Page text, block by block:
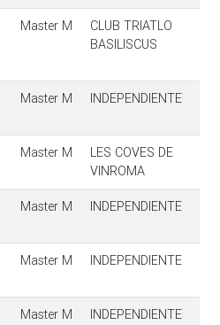
Master M
CLUB TRIATLO
BASILISCUS
Master M INDEPENDIENTE
Master M
LES COVES DE
VINROMA
Master M INDEPENDIENTE
Master M INDEPENDIENTE
Master M INDEPENDIENTE